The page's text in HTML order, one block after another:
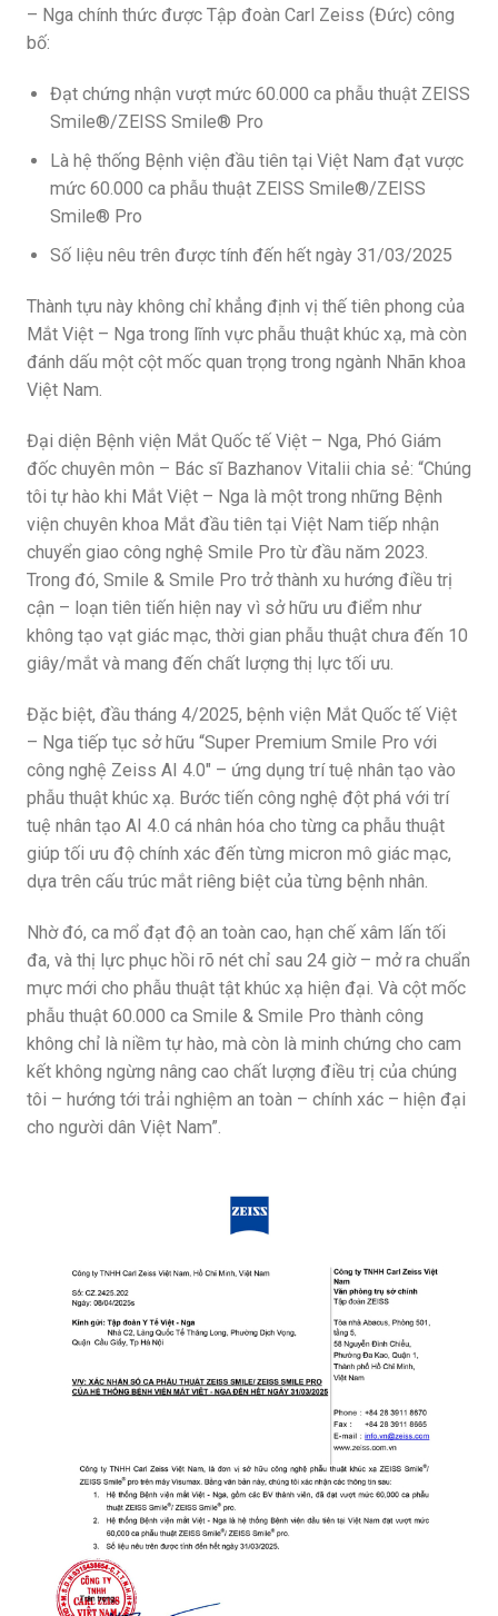
– Nga chính thức được Tập đoàn Carl Zeiss (Đức) công
bố:
Đạt chứng nhận vượt mức 60.000 ca phẫu thuật ZEISS
Smile®/ZEISS Smile® Pro
Là hệ thống Bệnh viện đầu tiên tại Việt Nam đạt vược
mức 60.000 ca phẫu thuật ZEISS Smile®/ZEISS
Smile® Pro
Số liệu nêu trên được tính đến hết ngày 31/03/2025
Thành tựu này không chỉ khẳng định vị thế tiên phong của
Mắt Việt – Nga trong lĩnh vực phẫu thuật khúc xạ, mà còn
đánh dấu một cột mốc quan trọng trong ngành Nhãn khoa
Việt Nam.
Đại diện Bệnh viện Mắt Quốc tế Việt – Nga, Phó Giám
đốc chuyên môn – Bác sĩ Bazhanov Vitalii chia sẻ: “Chúng
tôi tự hào khi Mắt Việt – Nga là một trong những Bệnh
viện chuyên khoa Mắt đầu tiên tại Việt Nam tiếp nhận
chuyển giao công nghệ Smile Pro từ đầu năm 2023.
Trong đó, Smile & Smile Pro trở thành xu hướng điều trị
cận – loạn tiên tiến hiện nay vì sở hữu ưu điểm như
không tạo vạt giác mạc, thời gian phẫu thuật chưa đến 10
giây/mắt và mang đến chất lượng thị lực tối ưu.
Đặc biệt, đầu tháng 4/2025, bệnh viện Mắt Quốc tế Việt
– Nga tiếp tục sở hữu “Super Premium Smile Pro với
công nghệ Zeiss AI 4.0″ – ứng dụng trí tuệ nhân tạo vào
phẫu thuật khúc xạ. Bước tiến công nghệ đột phá với trí
tuệ nhân tạo AI 4.0 cá nhân hóa cho từng ca phẫu thuật
giúp tối ưu độ chính xác đến từng micron mô giác mạc,
dựa trên cấu trúc mắt riêng biệt của từng bệnh nhân.
Nhờ đó, ca mổ đạt độ an toàn cao, hạn chế xâm lấn tối
đa, và thị lực phục hồi rõ nét chỉ sau 24 giờ – mở ra chuẩn
mực mới cho phẫu thuật tật khúc xạ hiện đại. Và cột mốc
phẫu thuật 60.000 ca Smile & Smile Pro thành công
không chỉ là niềm tự hào, mà còn là minh chứng cho cam
kết không ngừng nâng cao chất lượng điều trị của chúng
tôi – hướng tới trải nghiệm an toàn – chính xác – hiện đại
cho người dân Việt Nam”.